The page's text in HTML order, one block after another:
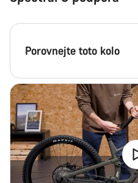
Porovnejte toto kolo